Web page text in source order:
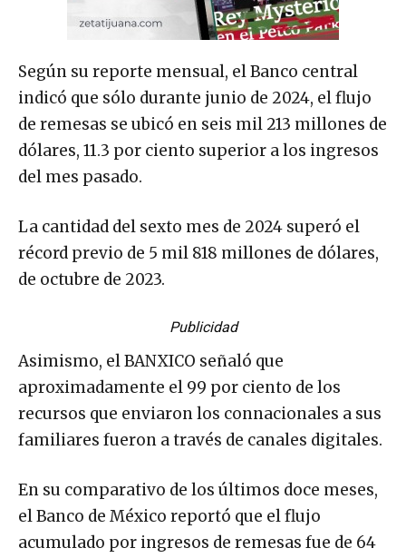
Según su reporte mensual, el Banco central
indicó que sólo durante junio de 2024, el flujo
de remesas se ubicó en seis mil 213 millones de
dólares, 11.3 por ciento superior a los ingresos
del mes pasado.
La cantidad del sexto mes de 2024 superó el
récord previo de 5 mil 818 millones de dólares,
de octubre de 2023.
Publicidad
Asimismo, el BANXICO señaló que
aproximadamente el 99 por ciento de los
recursos que enviaron los connacionales a sus
familiares fueron a través de canales digitales.
En su comparativo de los últimos doce meses,
el Banco de México reportó que el flujo
acumulado por ingresos de remesas fue de 64